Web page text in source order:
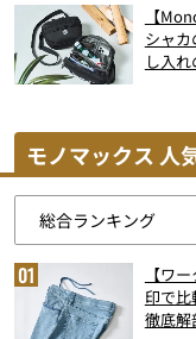
【
シャ
し入
モノマックス 人
【ワ
印で
徹底解